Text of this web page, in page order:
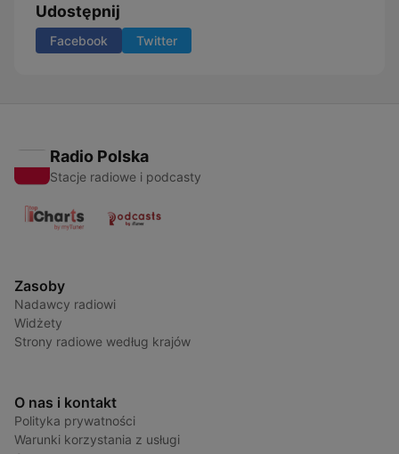
Udostępnij
Facebook Twitter
Radio Polska
Stacje radiowe i podcasty
Zasoby
Nadawcy radiowi
Widżety
Strony radiowe według krajów
O nas i kontakt
Polityka prywatności
Warunki korzystania z usługi